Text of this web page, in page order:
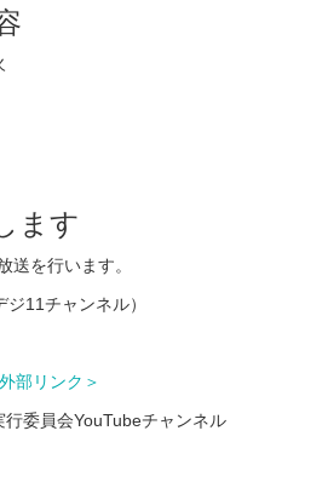
ます
送を行います。
11チャンネル）
部リンク＞
委員会YouTubeチャンネル